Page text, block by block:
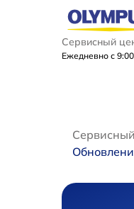
Сервисный
Ежедневно с